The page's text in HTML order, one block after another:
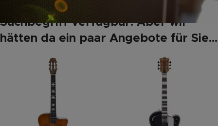
Leider keine Produkte mit Ihrem
Suchbegriff verfügbar. Aber wir
hätten da ein paar Angebote für Sie...